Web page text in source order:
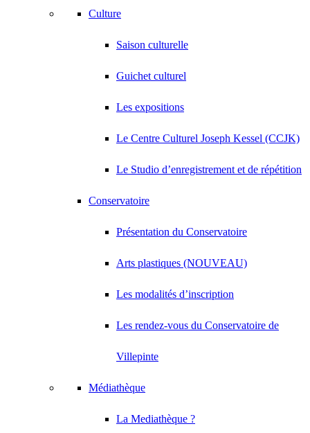
Culture
Saison culturelle
Guichet culturel
Les expositions
Le Centre Culturel Joseph Kessel (CCJK)
Le Studio d’enregistrement et de répétition
Conservatoire
Présentation du Conservatoire
Arts plastiques (NOUVEAU)
Les modalités d’inscription
Les rendez-vous du Conservatoire de
Villepinte
Médiathèque
La Mediathèque ?